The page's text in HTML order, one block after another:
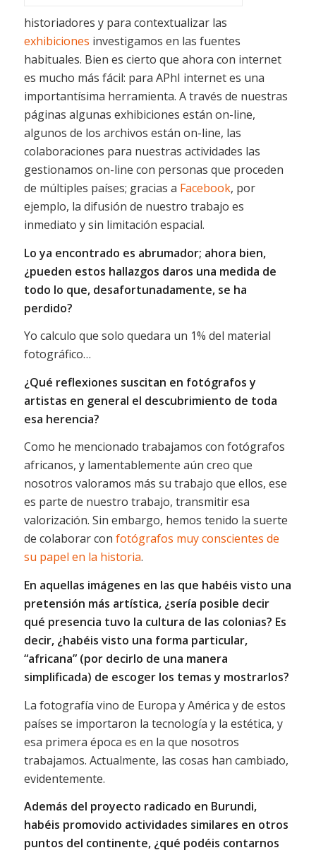
historiadores y para contextualizar las
exhibiciones investigamos en las fuentes
habituales. Bien es cierto que ahora con internet
es mucho más fácil: para APhI internet es una
importantísima herramienta. A través de nuestras
páginas algunas exhibiciones están on-line,
algunos de los archivos están on-line, las
colaboraciones para nuestras actividades las
gestionamos on-line con personas que proceden
de múltiples países; gracias a Facebook, por
ejemplo, la difusión de nuestro trabajo es
inmediato y sin limitación espacial.
Lo ya encontrado es abrumador; ahora bien,
¿pueden estos hallazgos daros una medida de
todo lo que, desafortunadamente, se ha
perdido?
Yo calculo que solo quedara un 1% del material
fotográfico…
¿Qué reflexiones suscitan en fotógrafos y
artistas en general el descubrimiento de toda
esa herencia?
Como he mencionado trabajamos con fotógrafos
africanos, y lamentablemente aún creo que
nosotros valoramos más su trabajo que ellos, ese
es parte de nuestro trabajo, transmitir esa
valorización. Sin embargo, hemos tenido la suerte
de colaborar con fotógrafos muy conscientes de
su papel en la historia.
En aquellas imágenes en las que habéis visto una
pretensión más artística, ¿sería posible decir
qué presencia tuvo la cultura de las colonias? Es
decir, ¿habéis visto una forma particular,
“africana” (por decirlo de una manera
simplificada) de escoger los temas y mostrarlos?
La fotografía vino de Europa y América y de estos
países se importaron la tecnología y la estética, y
esa primera época es en la que nosotros
trabajamos. Actualmente, las cosas han cambiado,
evidentemente.
Además del proyecto radicado en Burundi,
habéis promovido actividades similares en otros
puntos del continente, ¿qué podéis contarnos